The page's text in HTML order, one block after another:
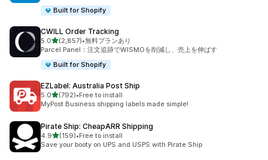
Built for Shopify
CWILL Order Tracking
5.05つ星中
(2,857)
合計レビュー数：2857件
•無料プランあり
Parcel Panel：注文追跡でWISMOを削減し、売上を伸ばす
Built for Shopify
EZLabel: Australia Post Ship
5.05つ星中
(792)
合計レビュー数：792件
•Free to install
MyPost Business shipping labels made simple!
Pirate Ship: CheapARR Shipping
4.95つ星中
(159)
合計レビュー数：159件
•Free to install
Save your booty on UPS and USPS with Pirate Ship